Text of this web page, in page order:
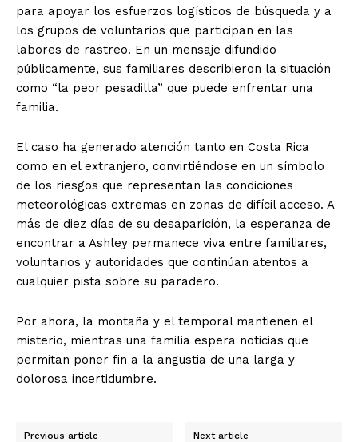
para apoyar los esfuerzos logísticos de búsqueda y a
los grupos de voluntarios que participan en las
labores de rastreo. En un mensaje difundido
públicamente, sus familiares describieron la situación
como “la peor pesadilla” que puede enfrentar una
familia.
El caso ha generado atención tanto en Costa Rica
como en el extranjero, convirtiéndose en un símbolo
de los riesgos que representan las condiciones
meteorológicas extremas en zonas de difícil acceso. A
más de diez días de su desaparición, la esperanza de
encontrar a Ashley permanece viva entre familiares,
voluntarios y autoridades que continúan atentos a
cualquier pista sobre su paradero.
Por ahora, la montaña y el temporal mantienen el
misterio, mientras una familia espera noticias que
permitan poner fin a la angustia de una larga y
dolorosa incertidumbre.
Previous article Next article